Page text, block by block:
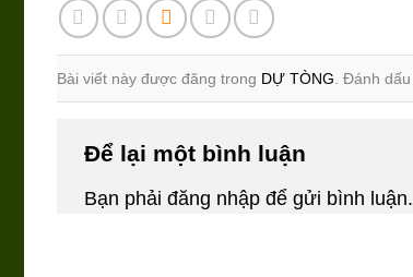
Bài viết này được đăng trong DỰ TÒNG . Đánh dấu
Để lại một bình luận
Bạn phải đăng nhập để gửi bình luận.